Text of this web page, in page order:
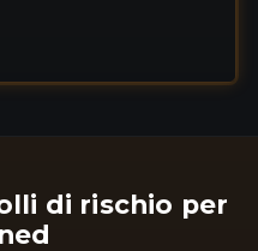
di rischio per